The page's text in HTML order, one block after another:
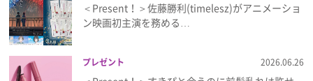
＜Present！＞佐藤勝利(timelesz)がアニメーショ
ン映画初主演を務める…
プレゼント 2026.06.26